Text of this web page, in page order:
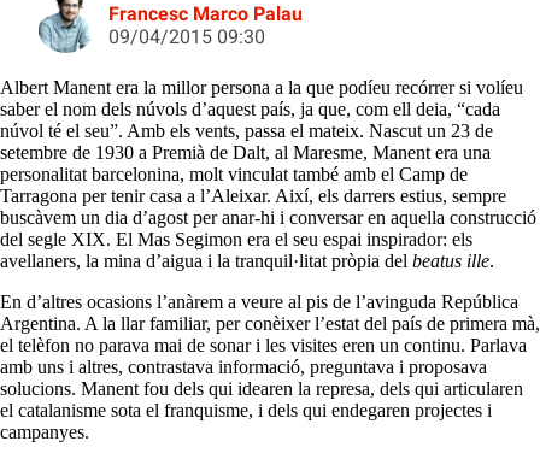
Francesc Marco Palau
09/04/2015 09:30
Albert Manent era la millor persona a la que podíeu recórrer si volíeu
saber el nom dels núvols d’aquest país, ja que, com ell deia, “cada
núvol té el seu”. Amb els vents, passa el mateix. Nascut un 23 de
setembre de 1930 a Premià de Dalt, al Maresme, Manent era una
personalitat barcelonina, molt vinculat també amb el Camp de
Tarragona per tenir casa a l’Aleixar. Així, els darrers estius, sempre
buscàvem un dia d’agost per anar-hi i conversar en aquella construcció
del segle XIX. El Mas Segimon era el seu espai inspirador: els
avellaners, la mina d’aigua i la tranquil·litat pròpia del beatus ille.
En d’altres ocasions l’anàrem a veure al pis de l’avinguda República
Argentina. A la llar familiar, per conèixer l’estat del país de primera mà,
el telèfon no parava mai de sonar i les visites eren un continu. Parlava
amb uns i altres, contrastava informació, preguntava i proposava
solucions. Manent fou dels qui idearen la represa, dels qui articularen
el catalanisme sota el franquisme, i dels qui endegaren projectes i
campanyes.